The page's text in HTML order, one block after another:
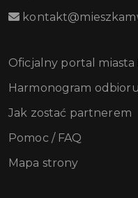
Oficjalny portal
Harmonogram
Jak zostać partnerem
Pomoc / FAQ
Mapa strony